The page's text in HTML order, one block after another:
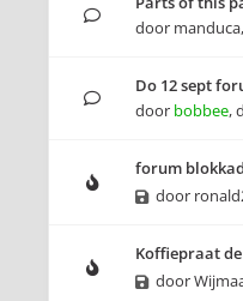
door manduca,
Do 12 sept
door bobbee,
forum
door
Koffiepraat
door